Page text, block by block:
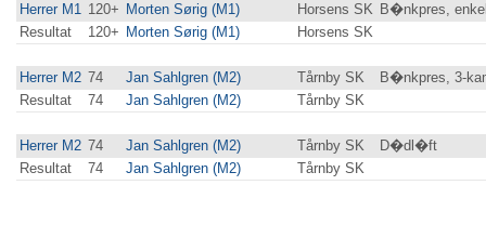
Herrer M1 120+ Morten Sørig (M1) Horsens SK B�nkpres,
Resultat
120+ Morten Sørig (M1) Horsens SK
Herrer M2 74 Jan Sahlgren (M2) Tårnby SK
B�nkpres, 3-
Resultat
74 Jan Sahlgren (M2) Tårnby SK
Herrer M2 74 Jan Sahlgren (M2) Tårnby SK
D�dl�ft
Resultat
74 Jan Sahlgren (M2) Tårnby SK